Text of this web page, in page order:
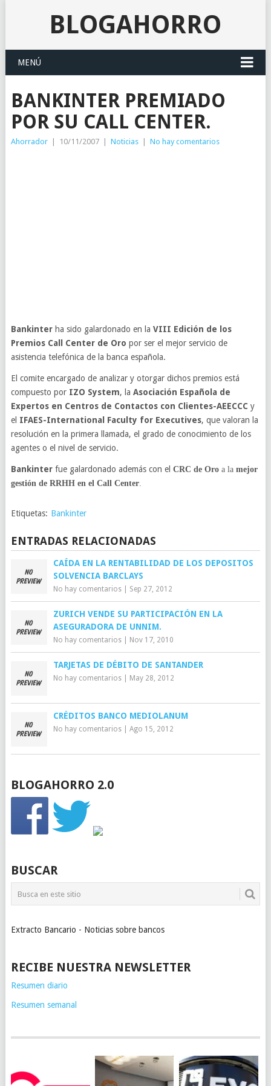
BLOGAHORRO
MENÚ
BANKINTER PREMIADO
POR SU CALL CENTER.
Ahorrador 10/11/2007 Noticias No hay comentarios
Bankinterha sido galardonado en la VIII Edición de los
Premios Call Center de Oro por ser el mejor servicio de
asistencia telefónica de la banca española.
El comite encargado de analizar y otorgar dichos premios está
compuesto por IZO System, la Asociación Española de
Expertos en Centros de Contactos con Clientes-AEECCC y
el IFAES-International Faculty for Executives, que valoran la
resolución en la primera llamada, el grado de conocimiento de los
agentes o el nivel de servicio.
Bankinterfue galardonado además con el CRC de Oroa la mejor
gestión de RRHH en el Call Center.
Etiquetas: Bankinter
ENTRADAS RELACIONADAS
CAÍDA EN LA RENTABILIDAD DE LOS DEPOSITOS
SOLVENCIA BARCLAYS
No hay comentarios| Sep 27, 2012
ZURICH VENDE SU PARTICIPACIÓN EN LA
ASEGURADORA DE UNNIM.
No hay comentarios| Nov 17, 2010
TARJETAS DE DÉBITO DE SANTANDER
No hay comentarios| May 28, 2012
CRÉDITOS BANCO MEDIOLANUM
No hay comentarios| Ago 15, 2012
BLOGAHORRO 2.0
BUSCAR
Extracto Bancario - Noticias sobre bancos
RECIBE NUESTRA NEWSLETTER
Resumen diario
Resumen semanal